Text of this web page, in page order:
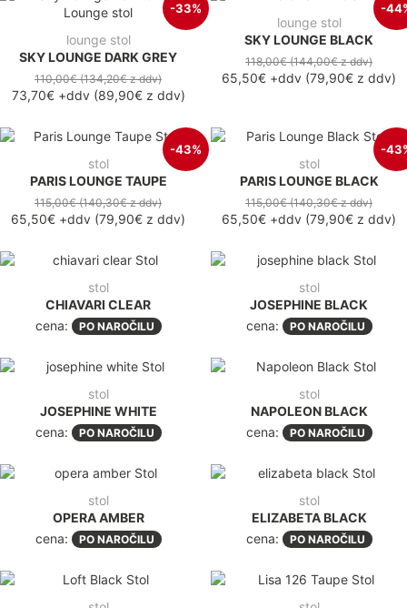
-33%
lounge stol
SKY LOUNGE DARK GREY
110,00€(134,20€z ddv)
73,70€+ddv(89,90€z ddv)
-
lounge stol
SKY LOUNGE BLACK
118,00€(144,00€z ddv)
65,50€ +ddv (79,90€ z ddv)
-43%
stol
PARIS LOUNGE TAUPE
115,00€(140,30€z ddv)
65,50€ +ddv (79,90€ z ddv)
-
stol
PARIS LOUNGE BLACK
115,00€(140,30€z ddv)
65,50€ +ddv (79,90€ z ddv)
stol
CHIAVARI CLEAR
cena:
PO NAROČILU
stol
JOSEPHINE BLACK
cena:
PO NAROČILU
stol
JOSEPHINE WHITE
cena:
PO NAROČILU
stol
NAPOLEON BLACK
cena:
PO NAROČILU
stol
OPERA AMBER
cena:
PO NAROČILU
stol
ELIZABETA BLACK
cena:
PO NAROČILU